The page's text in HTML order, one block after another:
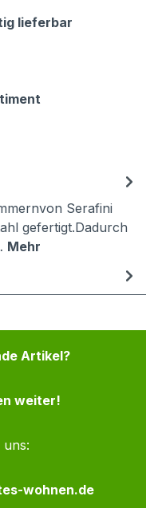
lieferbar
Serafini
gefertigt.Dadurch
Mehr
Artikel?
weiter!
uns:
wohnen.de